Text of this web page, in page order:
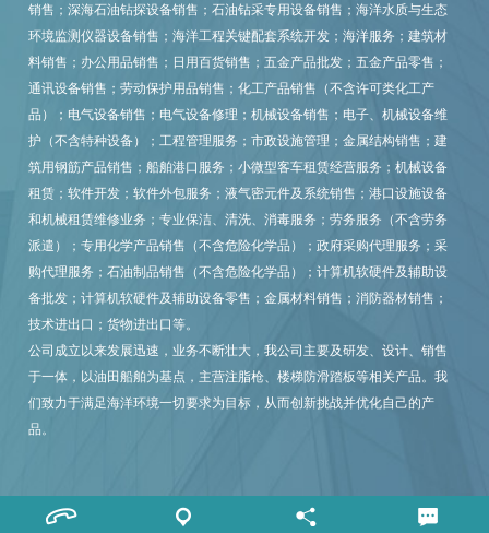
销售；深海石油钻探设备销售；石油钻采专用设备销售；海洋水质与生态
环境监测仪器设备销售；海洋工程关键配套系统开发；海洋服务；建筑材
料销售；办公用品销售；日用百货销售；五金产品批发；五金产品零售；
通讯设备销售；劳动保护用品销售；化工产品销售（不含许可类化工产
品）；电气设备销售；电气设备修理；机械设备销售；电子、机械设备维
护（不含特种设备）；工程管理服务；市政设施管理；金属结构销售；建
筑用钢筋产品销售；船舶港口服务；小微型客车租赁经营服务；机械设备
租赁；软件开发；软件外包服务；液气密元件及系统销售；港口设施设备
和机械租赁维修业务；专业保洁、清洗、消毒服务；劳务服务（不含劳务
派遣）；专用化学产品销售（不含危险化学品）；政府采购代理服务；采
购代理服务；石油制品销售（不含危险化学品）；计算机软硬件及辅助设
备批发；计算机软硬件及辅助设备零售；金属材料销售；消防器材销售；
技术进出口；货物进出口等。
公司成立以来发展迅速，业务不断壮大，我公司主要及研发、设计、销售
于一体，以油田船舶为基点，主营注脂枪、楼梯防滑踏板等相关产品。我
们致力于满足海洋环境一切要求为目标，从而创新挑战并优化自己的产
品。